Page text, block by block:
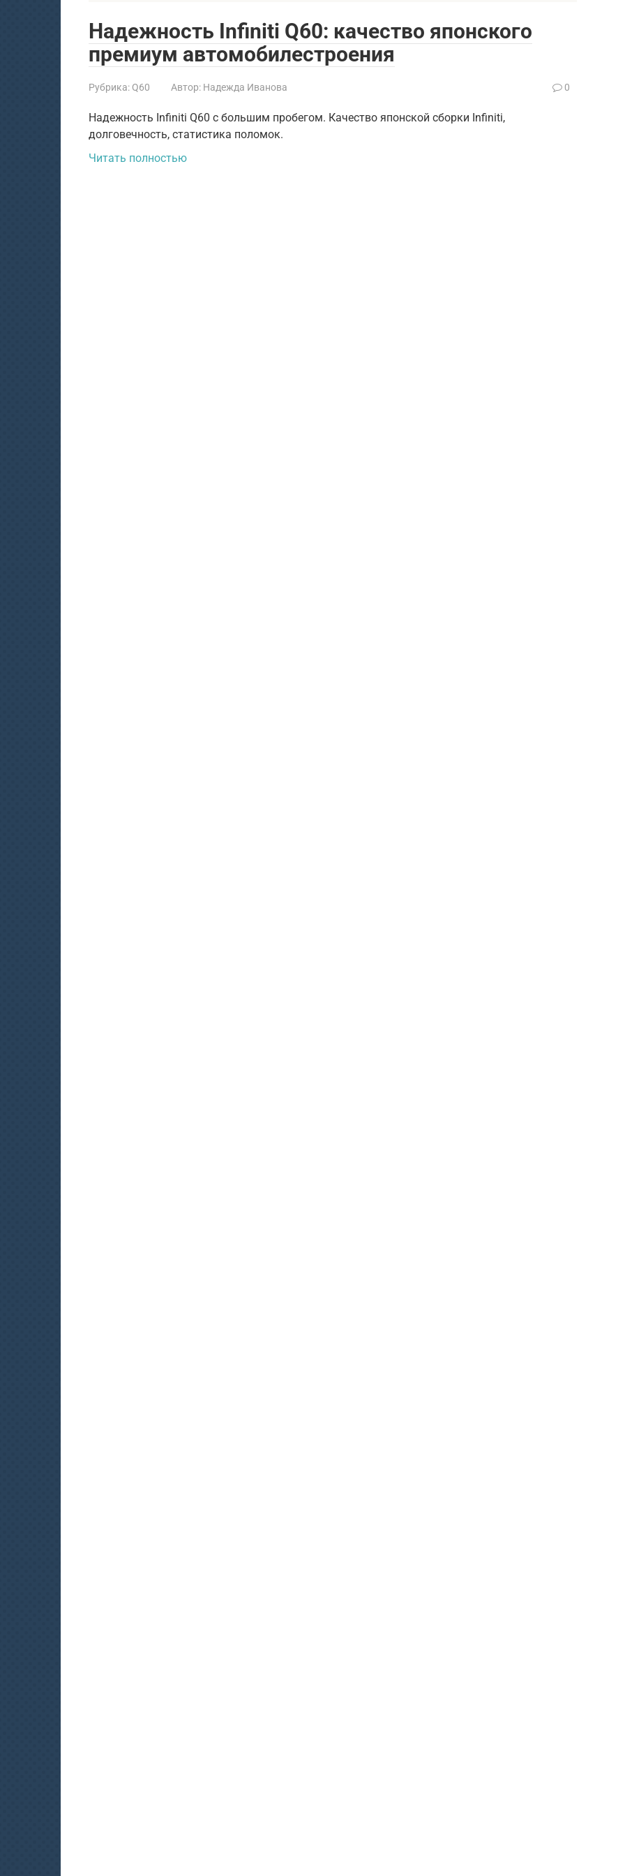
Надежность Infiniti Q60: качество японского
премиум автомобилестроения
Рубрика:Q60 Автор: Надежда Иванова 0
Надежность Infiniti Q60 с большим пробегом. Качество японской сборки Infiniti,
долговечность, статистика поломок.
Читать полностью